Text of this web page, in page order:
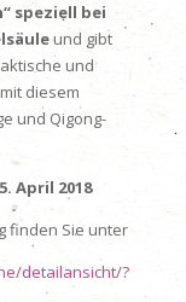
speziell bei
und gibt
und
diesem
und Qigong-
April 2018
finden Sie unter
detailansicht/?